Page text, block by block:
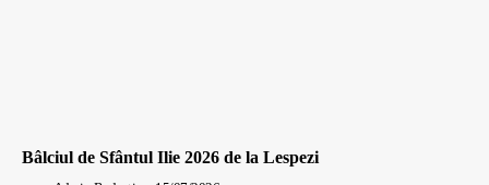
Bâlciul de Sfântul Ilie 2026 de la Lespezi